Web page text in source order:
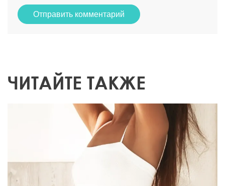
Отправить комментарий
ЧИТАЙТЕ ТАКЖЕ